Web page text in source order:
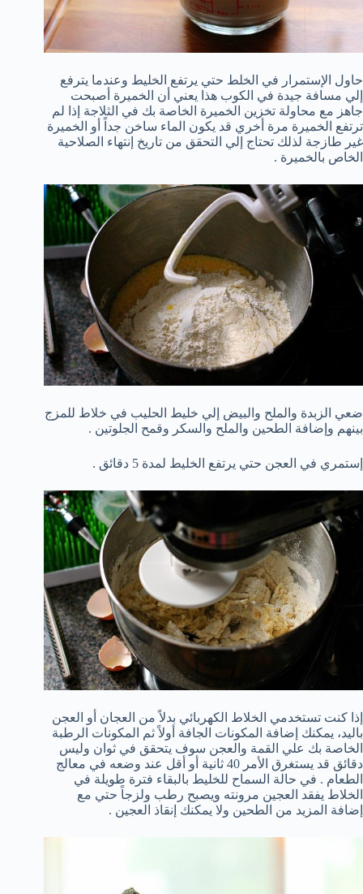
حاول الإستمرار في الخلط حتي يرتفع الخليط وعندما يترفع
إلي مسافة جيدة في الكوب هذا يعني أن الخميرة أصبحت
جاهز مع محاولة تخزين الخميرة الخاصة بك في الثلاجة إذا لم
ترتفع الخميرة مرة أخري قد يكون الماء ساخن جداً أو الخميرة
غير طازجة لذلك تحتاج إلي التحقق من تاريخ إنتهاء الصلاحية
الخاص بالخميرة .
ضعي الزبدة والملح والبيض إلي خليط الحليب في خلاط للمزج
بينهم وإضافة الطحين والملح والسكر وقمح الجلوتين .
إستمري في العجن حتي يرتفع الخليط لمدة 5 دقائق .
إذا كنت تستخدمي الخلاط الكهربائي بدلاً من العجان أو العجن
باليد، يمكنك إضافة المكونات الجافة أولاً ثم المكونات الرطبة
الخاصة بك علي القمة والعجن سوف يتحقق في ثوان وليس
دقائق قد يستغرق الأمر 40 ثانية أو أقل عند وضعه في معالج
الطعام . في حالة السماح للخليط بالبقاء فترة طويلة في
الخلاط يفقد العجين مرونته ويصبح رطب ولزجاً حتي مع
إضافة المزيد من الطحين ولا يمكنك إنقاذ العجين .